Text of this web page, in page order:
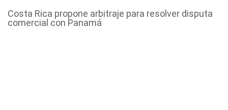
Costa Rica propone arbitraje para resolver disputa
comercial con Panamá